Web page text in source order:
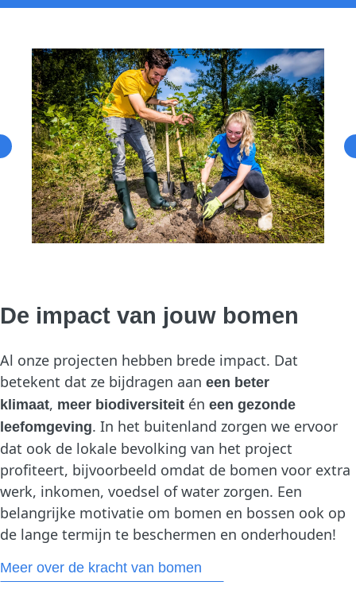
De impact van jouw bomen
Al onze projecten hebben brede impact. Dat
betekent dat ze bijdragen aan een beter
klimaat, meer biodiversiteit én een gezonde
leefomgeving. In het buitenland zorgen we ervoor
dat ook de lokale bevolking van het project
profiteert, bijvoorbeeld omdat de bomen voor extra
werk, inkomen, voedsel of water zorgen. Een
belangrijke motivatie om bomen en bossen ook op
de lange termijn te beschermen en onderhouden!
Meer over de kracht van bomen